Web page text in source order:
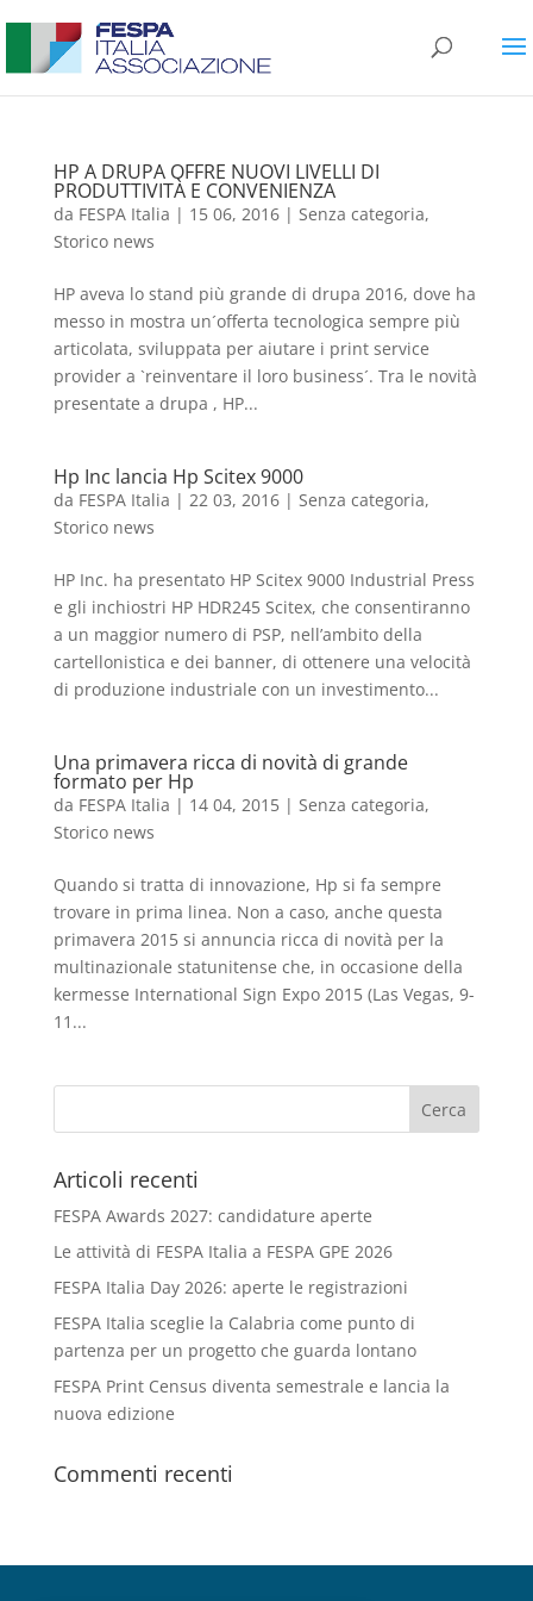
HP A DRUPA OFFRE NUOVI LIVELLI DI
PRODUTTIVITÀ E CONVENIENZA
da FESPA Italia | 15 06, 2016| Senza categoria,
Storico news
HP aveva lo stand più grande di drupa 2016, dove ha
messo in mostra un´offerta tecnologica sempre più
articolata, sviluppata per aiutare i print service
provider a `reinventare il loro business´. Tra le novità
presentate a drupa , HP...
Hp Inc lancia Hp Scitex 9000
da FESPA Italia | 22 03, 2016| Senza categoria,
Storico news
HP Inc. ha presentato HP Scitex 9000 Industrial Press
e gli inchiostri HP HDR245 Scitex, che consentiranno
a un maggior numero di PSP, nell’ambito della
cartellonistica e dei banner, di ottenere una velocità
di produzione industriale con un investimento...
Una primavera ricca di novità di grande
formato per Hp
da FESPA Italia | 14 04, 2015| Senza categoria,
Storico news
Quando si tratta di innovazione, Hp si fa sempre
trovare in prima linea. Non a caso, anche questa
primavera 2015 si annuncia ricca di novità per la
multinazionale statunitense che, in occasione della
kermesse International Sign Expo 2015 (Las Vegas, 9-
11...
Articoli recenti
FESPA Awards 2027: candidature aperte
Le attività di FESPA Italia a FESPA GPE 2026
FESPA Italia Day 2026: aperte le registrazioni
FESPA Italia sceglie la Calabria come punto di
partenza per un progetto che guarda lontano
FESPA Print Census diventa semestrale e lancia la
nuova edizione
Commenti recenti